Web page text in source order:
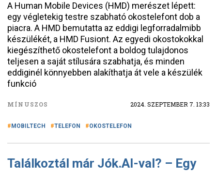
A Human Mobile Devices (HMD) merészet lépett:
egy végletekig testre szabható okostelefont dob a
piacra. A HMD bemutatta az eddigi legforradalmibb
készülékét, a HMD Fusiont. Az egyedi okostokokkal
kiegészíthető okostelefont a boldog tulajdonos
teljesen a saját stílusára szabhatja, és minden
eddiginél könnyebben alakíthatja át vele a készülék
funkció
MÍNUSZOS 2024. SZEPTEMBER 7. 13:33
MOBILTECH TELEFON OKOSTELEFON
Találkoztál már Jók.AI-val? – Egy